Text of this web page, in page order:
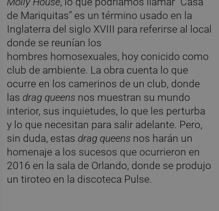
de Mariquitas” es un término usado en la
Inglaterra del siglo XVIII para referirse al local
donde se reunían los
hombres homosexuales, hoy conicido como
club de ambiente. La obra cuenta lo que
ocurre en los camerinos de un club, donde
las drag queens nos muestran su mundo
interior, sus inquietudes, lo que les perturba
y lo que necesitan para salir adelante. Pero,
sin duda, estas drag queens nos harán un
homenaje a los sucesos que ocurrieron en
2016 en la sala de Orlando, donde se produjo
un tiroteo en la discoteca Pulse.